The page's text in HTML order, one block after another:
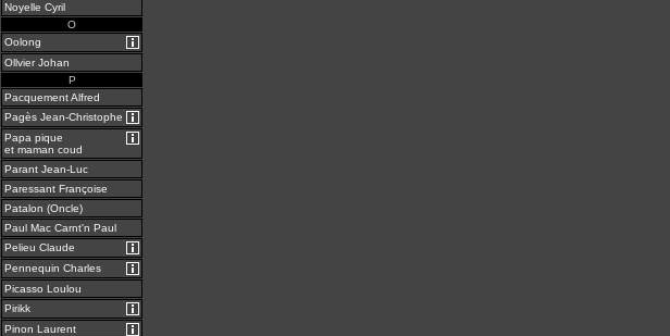
Noyelle Cyril
O
Oolong
Ollvier Johan
P
Pacquement Alfred
Pagès Jean-Christophe
Papa pique
et maman coud
Parant Jean-Luc
Paressant Françoise
Patalon (Oncle)
Paul Mac Carnt'n Paul
Pelieu Claude
Pennequin Charles
Picasso Loulou
Pirikk
Pinon Laurent